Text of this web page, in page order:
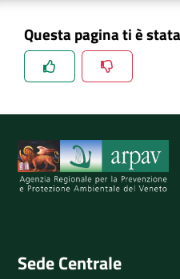
Questa pagina ti è
Spiegaci perchè, e aiutaci
Sede Centrale